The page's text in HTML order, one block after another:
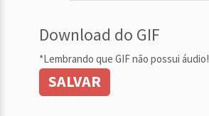
Download do GIF
*Lembrando que GIF não possui áudio!
SALVAR